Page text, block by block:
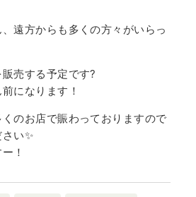
遠方からも多くの方々がいらっ
売する予定です?
になります！
のお店で賑わっておりますので
い✨
！